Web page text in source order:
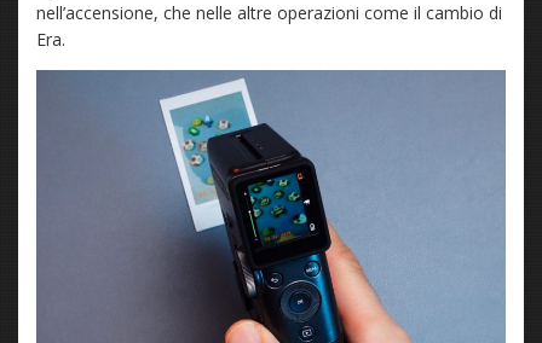
nell’accensione, che nelle altre operazioni come il cambio di
Era.